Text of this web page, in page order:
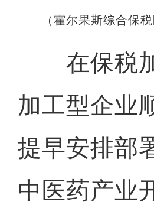
（霍尔果斯综合保税
在保税加
加工型企业
提早安排部
中医药产业